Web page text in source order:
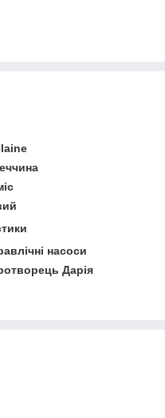
насоси
Дарія